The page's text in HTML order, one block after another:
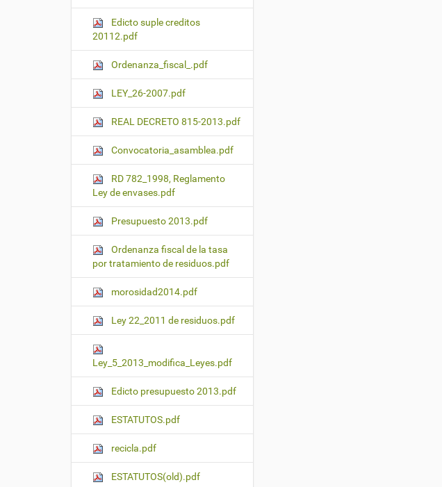
Edicto suple creditos
20112.pdf
Ordenanza_fiscal_.pdf
LEY_26-2007.pdf
REAL DECRETO 815-2013.pdf
Convocatoria_asamblea.pdf
RD 782_1998, Reglamento
Ley de envases.pdf
Presupuesto 2013.pdf
Ordenanza fiscal de la tasa
por tratamiento de residuos.pdf
morosidad2014.pdf
Ley 22_2011 de residuos.pdf
Ley_5_2013_modifica_Leyes.pdf
Edicto presupuesto 2013.pdf
ESTATUTOS.pdf
recicla.pdf
ESTATUTOS(old).pdf